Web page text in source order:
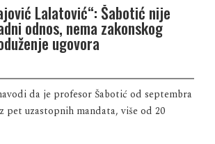
Lalatović“: Šabotić nije
odnos, nema zakonskog
ugovora
da je profesor Šabotić od septembra
pet uzastopnih mandata, više od 20